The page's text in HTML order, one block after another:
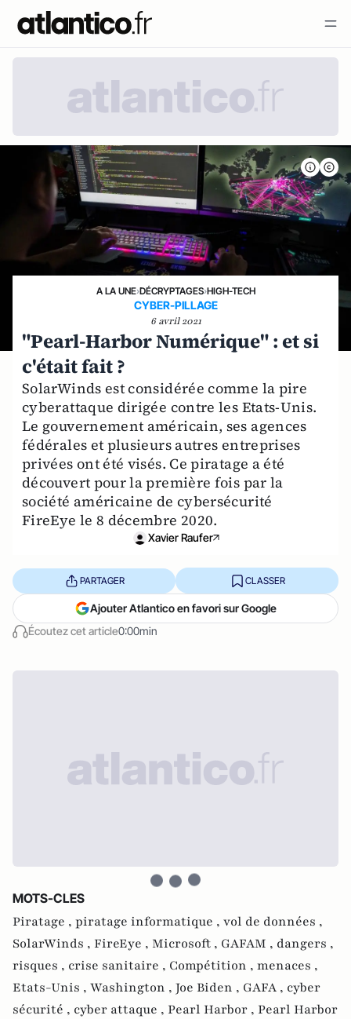
A LA UNE›DÉCRYPTAGES›HIGH-TECH
CYBER-PILLAGE
6 avril 2021
"Pearl-Harbor Numérique" : et si
c'était fait ?
SolarWinds est considérée comme la pire
cyberattaque dirigée contre les Etats-Unis.
Le gouvernement américain, ses agences
fédérales et plusieurs autres entreprises
privées ont été visés. Ce piratage a été
découvert pour la première fois par la
société américaine de cybersécurité
FireEye le 8 décembre 2020.
Xavier Raufer
Écoutez cet article0:00min
PARTAGER CLASSER
Ajouter Atlantico en favori sur Google
MOTS-CLES
Piratage , piratage informatique , vol de données ,
SolarWinds , FireEye , Microsoft , GAFAM , dangers ,
risques , crise sanitaire , Compétition , menaces ,
Etats-Unis , Washington , Joe Biden , GAFA , cyber
sécurité , cyber attaque , Pearl Harbor , Pearl Harbor